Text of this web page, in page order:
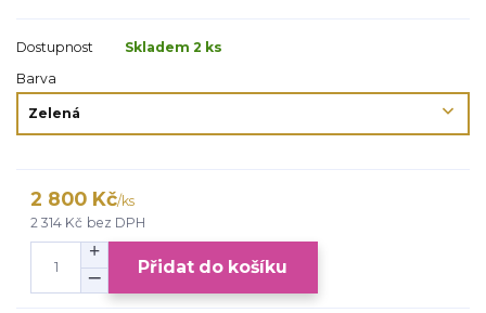
Dostupnost
Skladem 2 ks
Barva
2 800 Kč/ks
2 314 Kč bez DPH
Přidat do košíku